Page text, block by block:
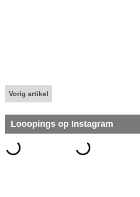
Vorig artikel
Looopings op Instagram